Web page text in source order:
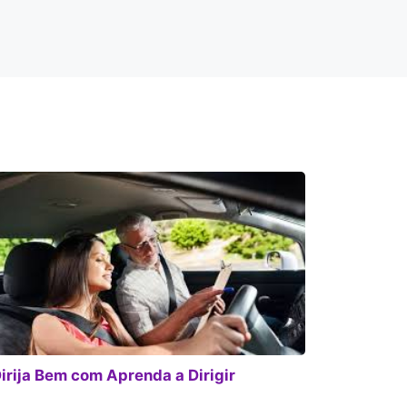
Bem com Aprenda a Dirigir